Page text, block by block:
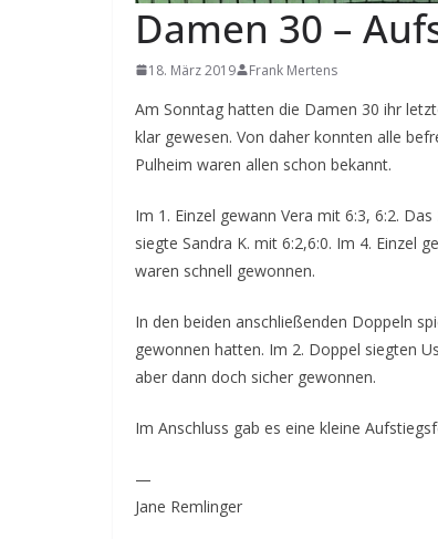
Damen 30 –
18. März 2019 Frank Mertens
Am Sonntag hatten die Damen 30 ihr
klar gewesen. Von daher konnten alle
Pulheim waren allen schon bekannt.
Im 1. Einzel gewann Vera mit 6:3, 6:2.
siegte Sandra K. mit 6:2,6:0. Im 4. Einzel
waren schnell gewonnen.
In den beiden anschließenden Doppeln
gewonnen hatten. Im 2. Doppel siegten
aber dann doch sicher gewonnen.
Im Anschluss gab es eine kleine
—
Jane Remlinger